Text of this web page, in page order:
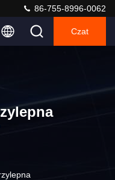
86-755-8996-0062
Czat